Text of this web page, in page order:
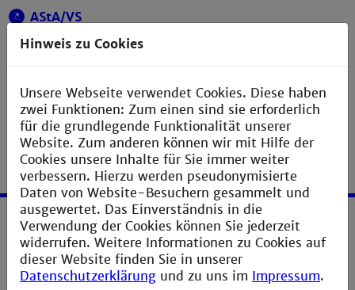
AStA/VS
Fachschaften
Service
Impressum
Hinweis zu Cookies
Unsere Webseite verwendet Cookies. Diese haben
zwei Funktionen: Zum einen sind sie erforderlich
für die grundlegende Funktionalität unserer
Website. Zum anderen können wir mit Hilfe der
Cookies unsere Inhalte für Sie immer weiter
verbessern. Hierzu werden pseudonymisierte
Daten von Website-Besuchern gesammelt und
ausgewertet. Das Einverständnis in die
Verwendung der Cookies können Sie jederzeit
widerrufen. Weitere Informationen zu Cookies auf
dieser Website finden Sie in unserer
Datenschutzerklärung und zu uns im Impressum.